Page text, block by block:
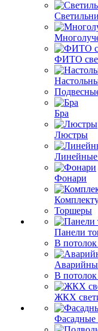
ФИТО
Бра
Люстры
Линейные
Фонари
Торшеры
Панели
В
В потолок
ЖКХ
Фасадные